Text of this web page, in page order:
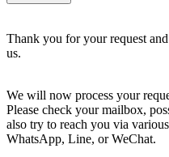
Thank you for your request
us.
We will now process your
Please check your mailbox,
also try to reach you via
WhatsApp, Line, or WeChat.